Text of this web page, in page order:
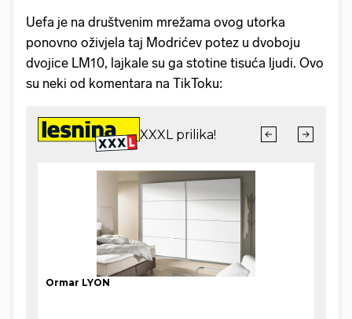
Uefa je na društvenim mrežama ovog utorka
ponovno oživjela taj Modrićev potez u dvoboju
dvojice LM10, lajkale su ga stotine tisuća ljudi. Ovo
su neki od komentara na TikToku: